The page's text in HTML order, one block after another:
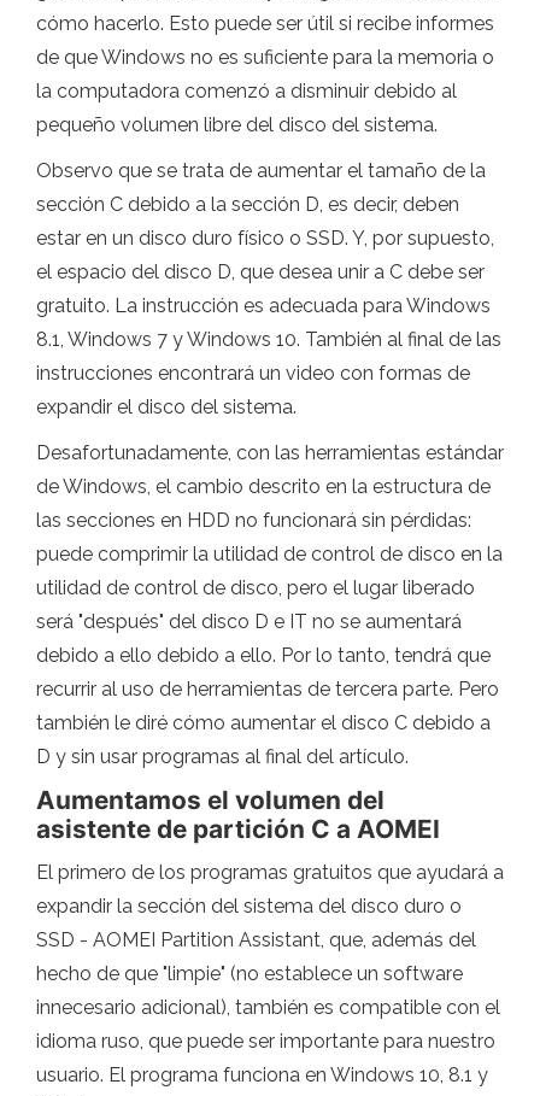
cómo hacerlo. Esto puede ser útil si recibe informes
de que Windows no es suficiente para la memoria o
la computadora comenzó a disminuir debido al
pequeño volumen libre del disco del sistema.
Observo que se trata de aumentar el tamaño de la
sección C debido a la sección D, es decir, deben
estar en un disco duro físico o SSD. Y, por supuesto,
el espacio del disco D, que desea unir a C debe ser
gratuito. La instrucción es adecuada para Windows
8.1, Windows 7 y Windows 10. También al final de las
instrucciones encontrará un video con formas de
expandir el disco del sistema.
Desafortunadamente, con las herramientas estándar
de Windows, el cambio descrito en la estructura de
las secciones en HDD no funcionará sin pérdidas:
puede comprimir la utilidad de control de disco en la
utilidad de control de disco, pero el lugar liberado
será "después" del disco D e IT no se aumentará
debido a ello debido a ello. Por lo tanto, tendrá que
recurrir al uso de herramientas de tercera parte. Pero
también le diré cómo aumentar el disco C debido a
D y sin usar programas al final del artículo.
Aumentamos el volumen del
asistente de partición C a AOMEI
El primero de los programas gratuitos que ayudará a
expandir la sección del sistema del disco duro o
SSD - AOMEI Partition Assistant, que, además del
hecho de que "limpie" (no establece un software
innecesario adicional), también es compatible con el
idioma ruso, que puede ser importante para nuestro
usuario. El programa funciona en Windows 10, 8.1 y